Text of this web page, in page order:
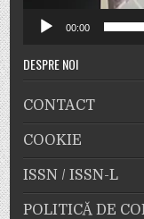
00:00
DESPRE NOI
CONTACT
COOKIE
ISSN / ISSN-L
POLITICĂ DE